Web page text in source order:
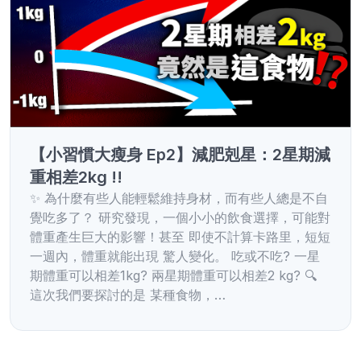
【小習慣大瘦身 Ep2】減肥剋星：2星期減
重相差2kg !!
✨ 為什麼有些人能輕鬆維持身材，而有些人總是不自
覺吃多了？ 研究發現，一個小小的飲食選擇，可能對
體重產生巨大的影響！甚至 即使不計算卡路里，短短
一週內，體重就能出現 驚人變化。 吃或不吃? 一星
期體重可以相差1kg? 兩星期體重可以相差2 kg? 🔍
這次我們要探討的是 某種食物，…